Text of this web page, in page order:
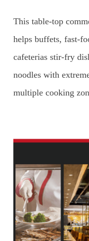
This table-top
helps buffets, fast-
cafeterias stir-fry
noodles with
multiple cooking